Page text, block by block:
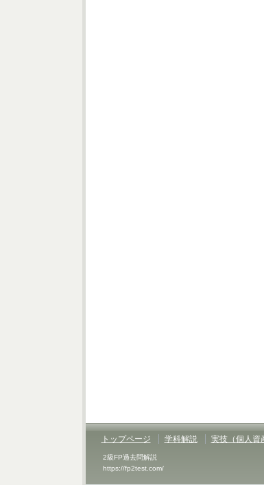
トップページ 学科解説 実技（個人資
2級FP過去問解説
https://fp2test.com/